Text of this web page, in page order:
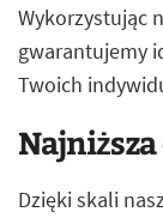
Wykorzystując
gwarantujemy
Twoich
Dzięki skali